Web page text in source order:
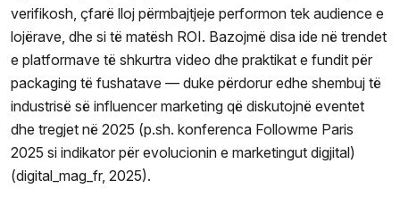
verifikosh, çfarë lloj përmbajtjeje performon tek audience e
lojërave, dhe si të matësh ROI. Bazojmë disa ide në trendet
e platformave të shkurtra video dhe praktikat e fundit për
packaging të fushatave — duke përdorur edhe shembuj të
industrisë së influencer marketing që diskutojnë eventet
dhe tregjet në 2025 (p.sh. konferenca Followme Paris
2025 si indikator për evolucionin e marketingut digjital)
(digital_mag_fr, 2025).